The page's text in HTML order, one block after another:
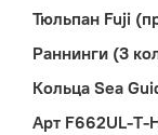
Тюльпан Fuji
Раннинги (3
Кольца Sea
Арт F662UL-T-